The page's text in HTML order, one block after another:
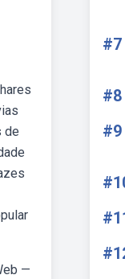
de
—
#7
#8
#9